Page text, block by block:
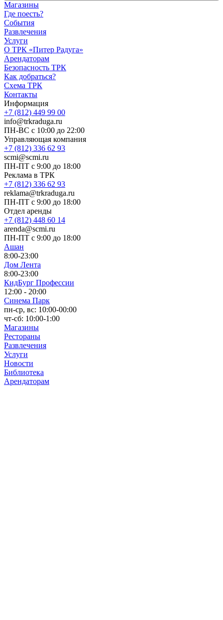
Магазины
Где поесть?
События
Развлечения
Услуги
О ТРК «Питер Радуга»
Арендаторам
Безопасность ТРК
Как добраться?
Схема ТРК
Контакты
Информация
+7 (812) 449 99 00
info@trkraduga.ru
ПН-ВС с 10:00 до 22:00
Управляющая компания
+7 (812) 336 62 93
scmi@scmi.ru
ПН-ПТ с 9:00 до 18:00
Реклама в ТРК
+7 (812) 336 62 93
reklama@trkraduga.ru
ПН-ПТ с 9:00 до 18:00
Отдел аренды
+7 (812) 448 60 14
arenda@scmi.ru
ПН-ПТ с 9:00 до 18:00
Ашан
8:00-23:00
Дом Лента
8:00-23:00
КидБург Профессии
12:00 - 20:00
Синема Парк
пн-ср, вс: 10:00-00:00
чт-сб: 10:00-1:00
Магазины
Рестораны
Развлечения
Услуги
Новости
Библиотека
Арендаторам